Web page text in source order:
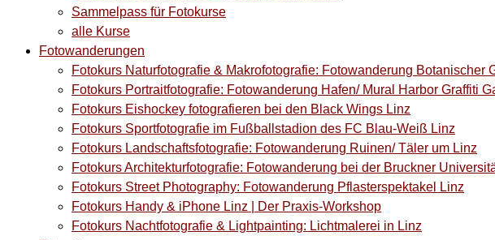
Sammelpass für Fotokurse
alle Kurse
Fotowanderungen
Fotokurs Naturfotografie & Makrofotografie: Fotowanderung Botanischer
Fotokurs Portraitfotografie: Fotowanderung Hafen/ Mural Harbor Graffiti
Fotokurs Eishockey fotografieren bei den Black Wings Linz
Fotokurs Sportfotografie im Fußballstadion des FC Blau-Weiß Linz
Fotokurs Landschaftsfotografie: Fotowanderung Ruinen/ Täler um Linz
Fotokurs Architekturfotografie: Fotowanderung bei der Bruckner
Fotokurs Street Photography: Fotowanderung Pflasterspektakel Linz
Fotokurs Handy & iPhone Linz | Der Praxis-Workshop
Fotokurs Nachtfotografie & Lightpainting: Lichtmalerei in Linz